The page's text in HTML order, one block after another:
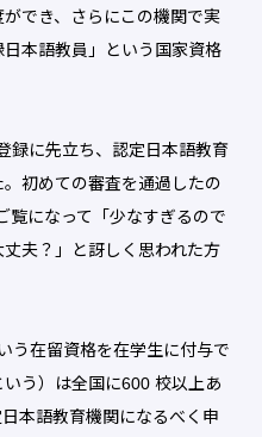
でき、さらにこの機関で実
本語教員」という国家資格
録に先立ち、認定日本語教育
初めての審査を通過したの
覧になって「少なすぎるので
夫？」と訝しく思われた方
う在留資格を在学生に付与で
う）は全国に600 校以上あ
本語教育機関になるべく申